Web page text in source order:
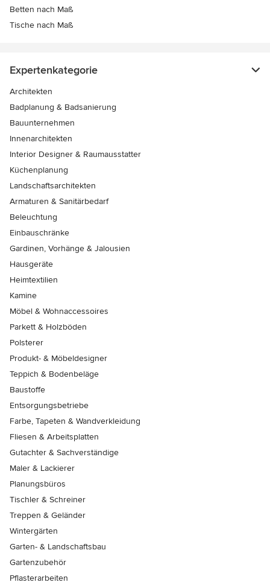
Betten nach Maß
Tische nach Maß
Expertenkategorie
Architekten
Badplanung & Badsanierung
Bauunternehmen
Innenarchitekten
Interior Designer & Raumausstatter
Küchenplanung
Landschaftsarchitekten
Armaturen & Sanitärbedarf
Beleuchtung
Einbauschränke
Gardinen, Vorhänge & Jalousien
Hausgeräte
Heimtextilien
Kamine
Möbel & Wohnaccessoires
Parkett & Holzböden
Polsterer
Produkt- & Möbeldesigner
Teppich & Bodenbeläge
Baustoffe
Entsorgungsbetriebe
Farbe, Tapeten & Wandverkleidung
Fliesen & Arbeitsplatten
Gutachter & Sachverständige
Maler & Lackierer
Planungsbüros
Tischler & Schreiner
Treppen & Geländer
Wintergärten
Garten- & Landschaftsbau
Gartenzubehör
Pflasterarbeiten